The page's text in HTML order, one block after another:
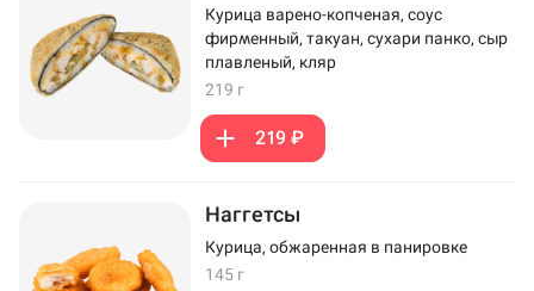
Курица варено-копченая, соус
фирменный, такуан, сухари панко, сыр
плавленый, кляр
219 г
219 ₽
Наггетсы
Курица, обжаренная в панировке
145 г